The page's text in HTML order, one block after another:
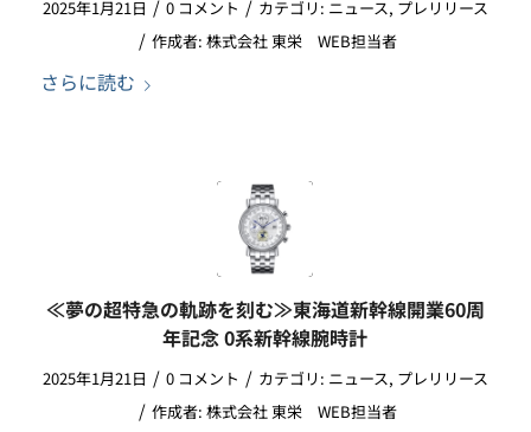
2025年1月21日 / 0 コメント / カテゴリ: ニュース, プレリリース
/ 作成者:株式会社 東栄 WEB担当者
さらに読む
≪夢の超特急の軌跡を刻む≫東海道新幹線開業60周
年記念 0系新幹線腕時計
2025年1月21日 / 0 コメント / カテゴリ: ニュース, プレリリース
/ 作成者:株式会社 東栄 WEB担当者